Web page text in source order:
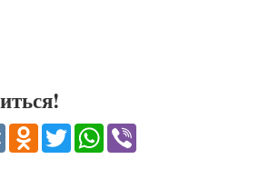
VK Odnoklassniki
TwitterWhatsApp